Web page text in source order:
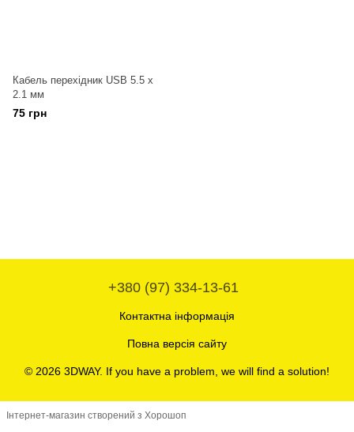
Кабель перехідник USB 5.5 x
2.1 мм
75 грн
+380 (97) 334-13-61
Контактна інформація
Повна версія сайту
© 2026 3DWAY. If you have a problem, we will find a solution!
Інтернет-магазин створений з Хорошоп